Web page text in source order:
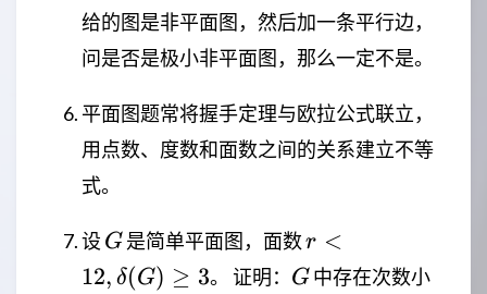
给的图是非平面图，然后加一条平行边，
问是否是极小非平面图，那么一定不是。
平面图题常将握手定理与欧拉公式联立，
用点数、度数和面数之间的关系建立不等
式。
设 G
G 是简单平面图，面数r<12,\delta(G)
\ge 3
r <
12, δ(G) ≥ 3。 证明： G
G中存在次数小